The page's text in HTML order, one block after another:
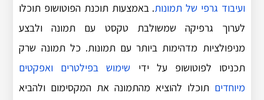
ועיבוד גרפי של תמונות. באמצעות תוכנת הפוטושופ תוכלו
לערוך גרפיקה שמשולבת טקסט עם תמונה ולבצע
מניפולציות מדהימות ביותר עם תמונות. כל תמונה שרק
תכניסו לפוטושופ על ידי שימוש בפילטרים ואפקטים
מיוחדים תוכלו להוציא מהתמונה את המקסימום ולהביא